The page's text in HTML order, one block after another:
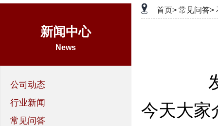
新闻中心
News
公司动态
行业新闻
常见问答
首页> 常见问答>
今天大家